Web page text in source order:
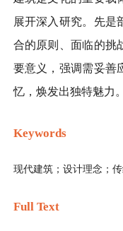
展开深入研究。先是
合的原则、面临的挑
要意义，强调需妥善
忆，焕发出独特魅力
Keywords
现代建筑；设计理念；
Full Text